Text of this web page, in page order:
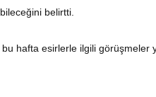
belirtti.
hafta esirlerle ilgili görüşmeler